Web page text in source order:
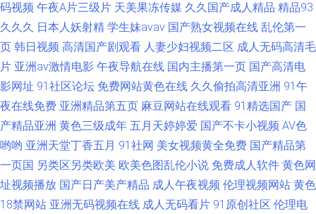
码视频 午夜A片三级片 天美果冻传媒 久久国产成人精品 精品93
久久久 日本人妖射精 学生妹avav 国产熟女视频在线 乱伦第一
页 韩日视频 高清国产剧观看 人妻少妇视频二区 成人无码高清毛
片 亚洲av激情电影 午夜导航在线 国内主播第一页 国产高清电
影网址 91社区论坛 免费网站黄色在线 久久偷拍高清亚洲 91午
夜在线免费 亚洲精品第五页 麻豆网站在线观看 91精选国产 国
产精品亚洲 黄色三级成年 五月天婷婷爱 国产不卡小视频 AV色
哟哟 亚洲天堂丁香五月 91社网 美女视频黄全免费 国产精品第
一页国 另类区另类欧美 欧美色图乱伦小说 免费成人软件 黄色网
址视频播放 国产日产美产精品 成人午夜视频 伦理视频网站 黄色
18禁网站 亚洲无码视频在线 成人无码看片 91原创社区 伦理电